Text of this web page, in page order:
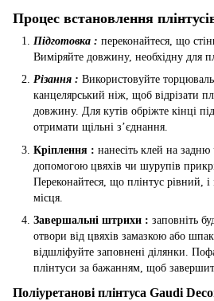
Процес встановлення
Підготовка : переконайтеся, що
Виміряйте довжину, необхідну для
Різання : Використовуйте
канцелярський ніж, щоб відрізати
довжину. Для кутів обріжте кінці
отримати щільні з’єднання.
Кріплення : нанесіть клей на задню
допомогою цвяхів чи шурупів
Переконайтеся, що плінтус рівний,
місця.
Завершальні штрихи : заповніть
отвори від цвяхів замазкою або
відшліфуйте заповнені ділянки.
плінтуси за бажанням, щоб
Поліуретанові плінтуса Gaudi